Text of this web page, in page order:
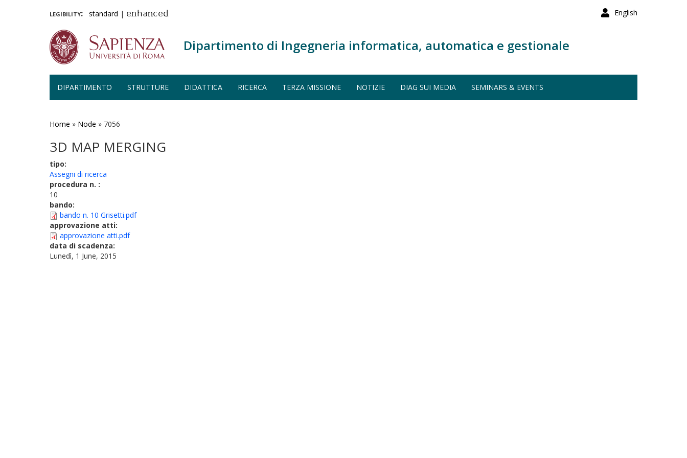
English
legibility: standard | enhanced
Dipartimento di Ingegneria informatica, automatica e gestionale
DIPARTIMENTO STRUTTURE DIDATTICA RICERCA TERZA MISSIONE NOTIZIE DIAG SUI MEDIA SEMINARS & EVENTS
Home » Node » 7056
3D MAP MERGING
tipo:
Assegni di ricerca
procedura n. :
10
bando:
bando n. 10 Grisetti.pdf
approvazione atti:
approvazione atti.pdf
data di scadenza:
Lunedì, 1 June, 2015